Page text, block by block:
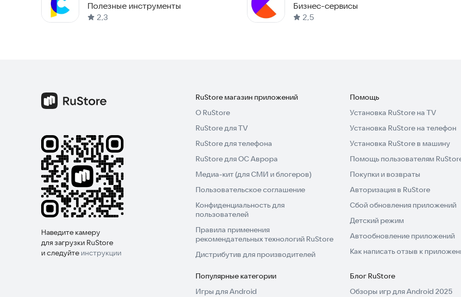
Полезные инструменты
2,3
Бизнес-сервисы
2,5
Наведите камеру
для загрузки RuStore
и следуйте инструкции
RuStore магазин приложений
О RuStore
RuStore для TV
RuStore для телефона
RuStore для ОС Аврора
Медиа-кит (для СМИ и блогеров)
Пользовательское соглашение
Конфиденциальность для
пользователей
Правила применения
рекомендательных технологий RuStore
Дистрибутив для производителей
Помощь
Установка RuStore на TV
Установка RuStore на телефон
Установка RuStore в машину
Помощь пользователям
Покупки и возвраты
Авторизация в RuStore
Сбой обновления приложений
Детский режим
Автообновление приложений
Как написать отзыв к
Популярные категории
Игры для Android
Блог RuStore
Обзоры игр для Android 2025